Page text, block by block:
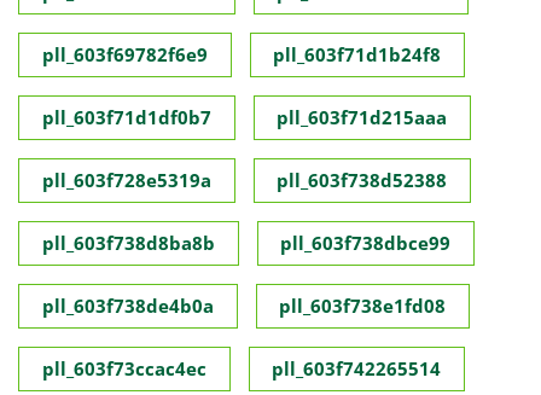
pll_603f69782f6e9 pll_603f71d1b24f8
pll_603f71d1df0b7 pll_603f71d215aaa
pll_603f728e5319a pll_603f738d52388
pll_603f738d8ba8b pll_603f738dbce99
pll_603f738de4b0a pll_603f738e1fd08
pll_603f73ccac4ec pll_603f742265514